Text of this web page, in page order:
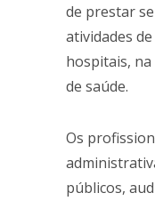
de prestar
atividades
hospitais,
de saúde.
Os
públicos,